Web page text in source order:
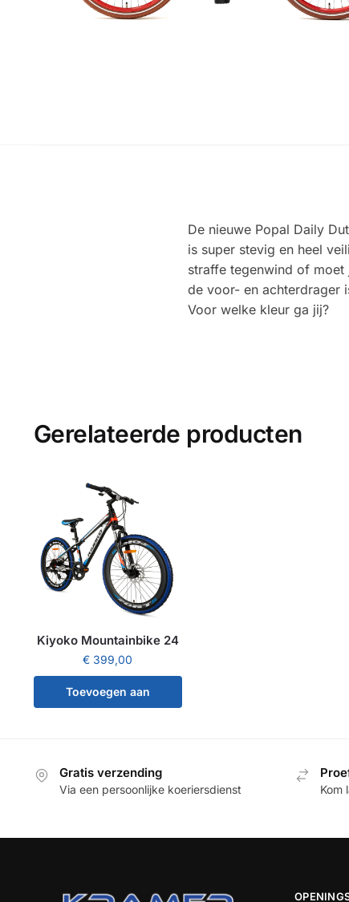
De nieuwe Popal Daily
is super stevig en heel
straffe tegenwind of moet
de voor- en achterdrager
Voor welke kleur ga jij?
Gerelateerde producten
Kiyoko Mountainbike 24
€ 399,00
Toevoegen aan
Gratis verzending
Via een persoonlijke koeriersdienst Kom